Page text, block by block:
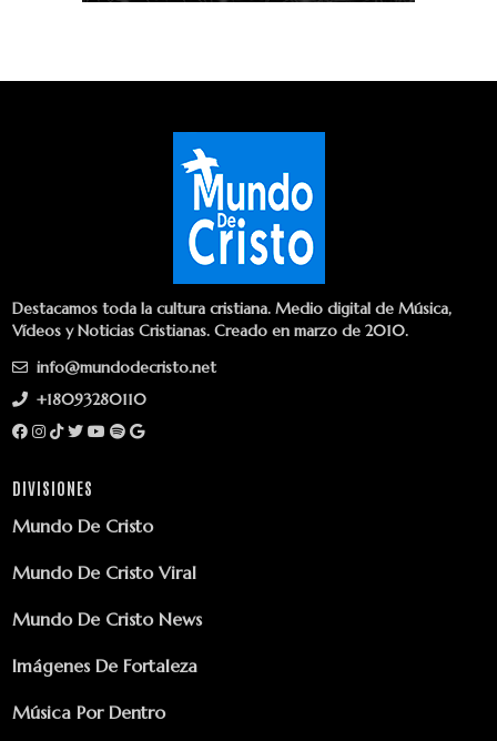
Destacamos toda la cultura cristiana. Medio digital de Música,
Vídeos y Noticias Cristianas. Creado en marzo de 2010.
info@mundodecristo.net
+18093280110
DIVISIONES
Mundo De Cristo
Mundo De Cristo Viral
Mundo De Cristo News
Imágenes De Fortaleza
Música Por Dentro